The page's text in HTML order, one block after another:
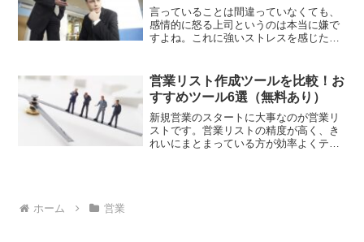
言っていることは間違っていなくても、
感情的に怒る上司というのは本当に嫌で
すよね。これに強いストレスを感じた
度を華麗にスルーするコツをご紹介しま
す 。
営業リスト作成ツールを比較！お
すすめツール6選（無料あり）
新規営業のスタートに大事なのが営業リ
ストです。営業リストの精度が高く、き
れいにまとまっている方が効率よくテレ
ホーム 営業